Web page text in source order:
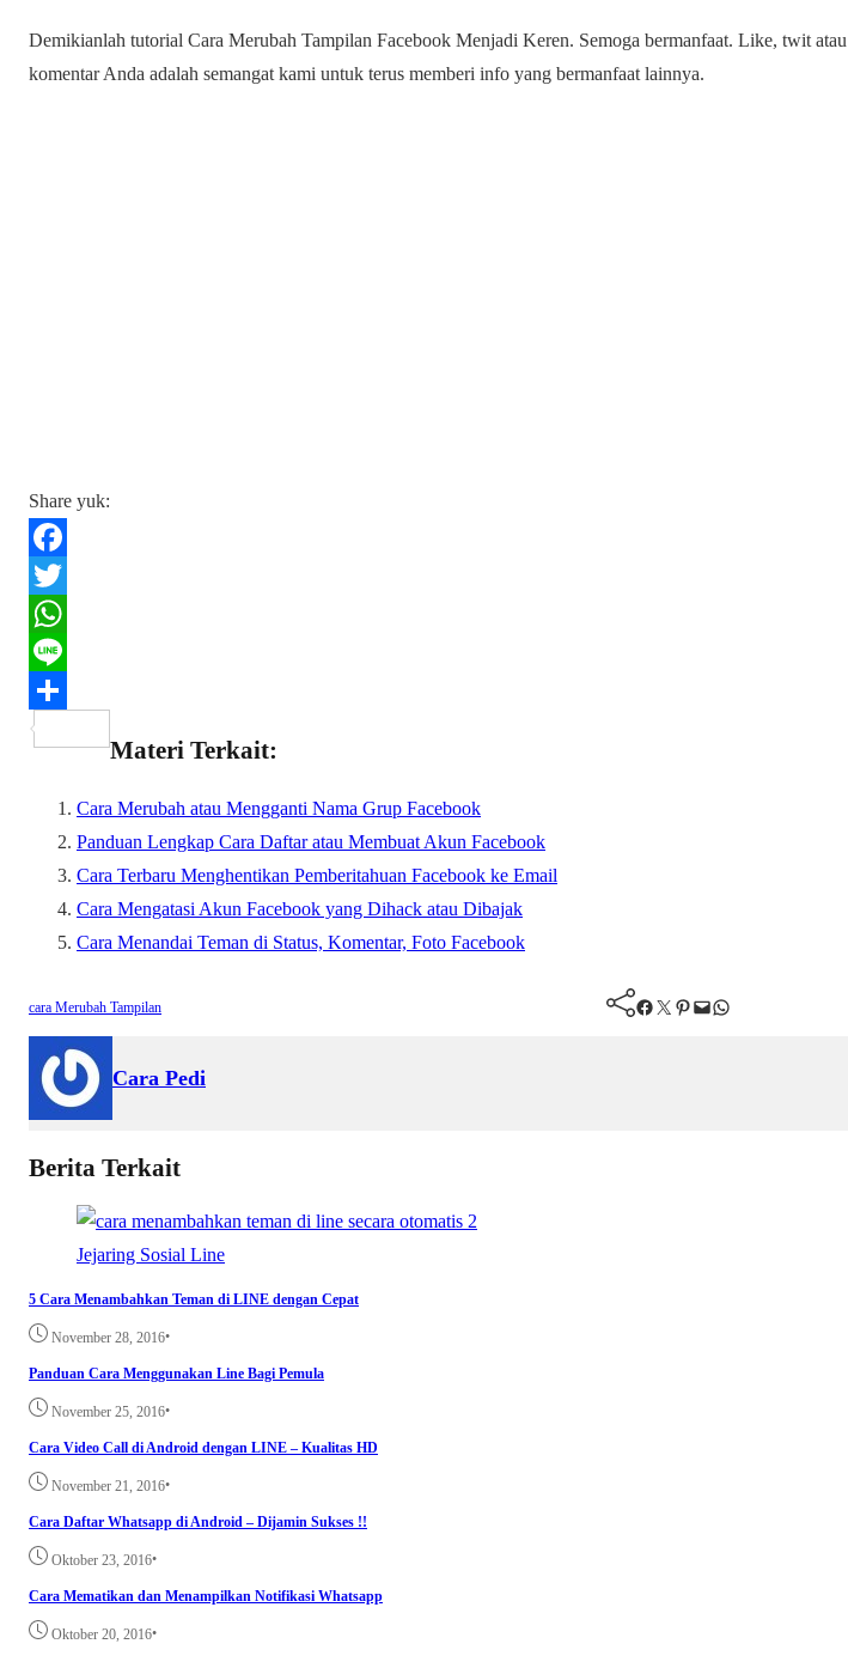
Demikianlah tutorial Cara Merubah Tampilan Facebook Menjadi Keren. Semoga bermanfaat. Like, twit atau
komentar Anda adalah semangat kami untuk terus memberi info yang bermanfaat lainnya.
Share yuk:
F
a
c
b
T
w
t
W
h
a
L
i
a
r
e
Materi Terkait:
Cara Merubah atau Mengganti Nama Grup Facebook
Panduan Lengkap Cara Daftar atau Membuat Akun Facebook
Cara Terbaru Menghentikan Pemberitahuan Facebook ke Email
Cara Mengatasi Akun Facebook yang Dihack atau Dibajak
Cara Menandai Teman di Status, Komentar, Foto Facebook
cara Merubah Tampilan Facebook Twitter Pinterest Mail WhatsApp
Cara Pedi
Berita Terkait
Jejaring Sosial Line
5 Cara Menambahkan Teman di LINE dengan Cepat
November 28, 2016•
Panduan Cara Menggunakan Line Bagi Pemula
November 25, 2016•
Cara Video Call di Android dengan LINE – Kualitas HD
November 21, 2016•
Cara Daftar Whatsapp di Android – Dijamin Sukses !!
Oktober 23, 2016•
Cara Mematikan dan Menampilkan Notifikasi Whatsapp
Oktober 20, 2016•